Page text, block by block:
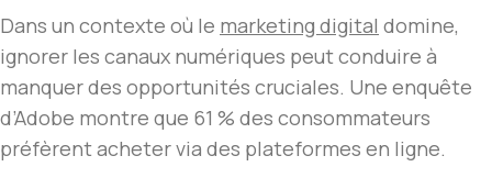
Dans un contexte où le marketing digital domine,
ignorer les canaux numériques peut conduire à
manquer des opportunités cruciales. Une enquête
d’Adobe montre que 61 % des consommateurs
préfèrent acheter via des plateformes en ligne.